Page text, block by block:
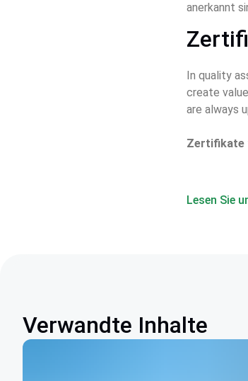
anerkannt
In quality
create
are always
Zertifikate
Lesen Sie
Verwandte Inhalte